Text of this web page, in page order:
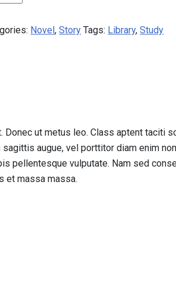
Novel,Story Tags: Library,Study
ut metus leo. Class aptent taciti
augue, vel porttitor diam enim
pellentesque vulputate. Nam sed
et massa massa.